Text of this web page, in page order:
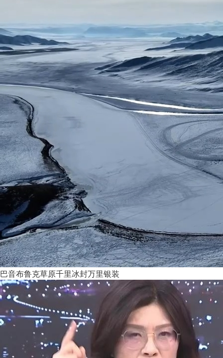
巴音布鲁克草原千里冰封万里银装